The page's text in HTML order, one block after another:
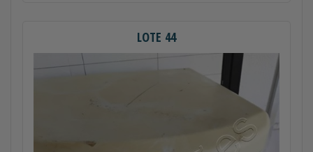
LOTE 44